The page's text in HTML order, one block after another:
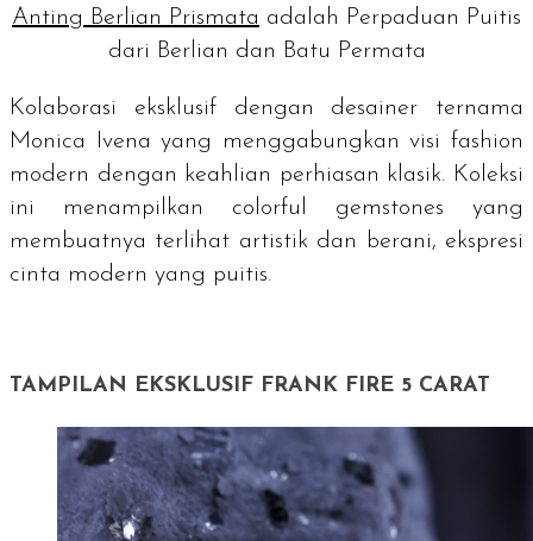
Anting Berlian Prismata adalah Perpaduan Puitis
dari Berlian dan Batu Permata
Kolaborasi eksklusif dengan desainer ternama
Monica Ivena yang menggabungkan visifashion
modern dengan keahlian perhiasan klasik. Koleksi
ini menampilkan colorful gemstones yang
membuatnya terlihat artistik dan berani, ekspresi
cinta modern yang puitis.
TAMPILAN EKSKLUSIF FRANK FIRE 5 CARAT